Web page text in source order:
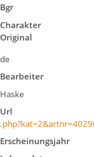
Bgr
Charakter
Original
de
Bearbeiter
Haske
Url
Erscheinungsjahr